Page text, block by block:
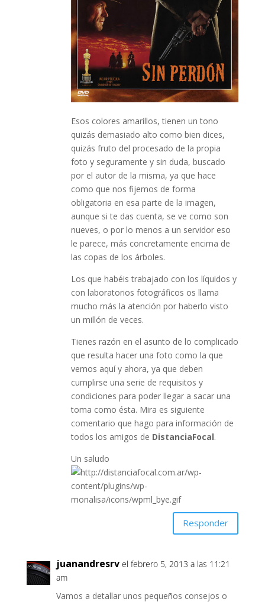
Esos colores amarillos, tienen un tono
quizás demasiado alto como bien dices,
quizás fruto del procesado de la propia
foto y seguramente y sin duda, buscado
por el autor de la misma, ya que hace
como que nos fijemos de forma
obligatoria en esa parte de la imagen,
aunque si te das cuenta, se ve como son
nueves, o por lo menos a un servidor eso
le parece, más concretamente encima de
las copas de los árboles.
Los que habéis trabajado con los líquidos y
con laboratorios fotográficos os llama
mucho más la atención por haberlo visto
un millón de veces.
Tienes razón en el asunto de lo complicado
que resulta hacer una foto como la que
vemos aquí y ahora, ya que deben
cumplirse una serie de requisitos y
condiciones para poder llegar a sacar una
toma como ésta. Mira es siguiente
comentario que hago para información de
todos los amigos de DistanciaFocal.
Un saludo
Responder
juanandresrv el febrero 5, 2013 a las 11:21
am
Vamos a detallar unos pequeños consejos o